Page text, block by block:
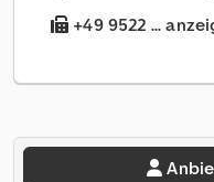
+49 9522 ...